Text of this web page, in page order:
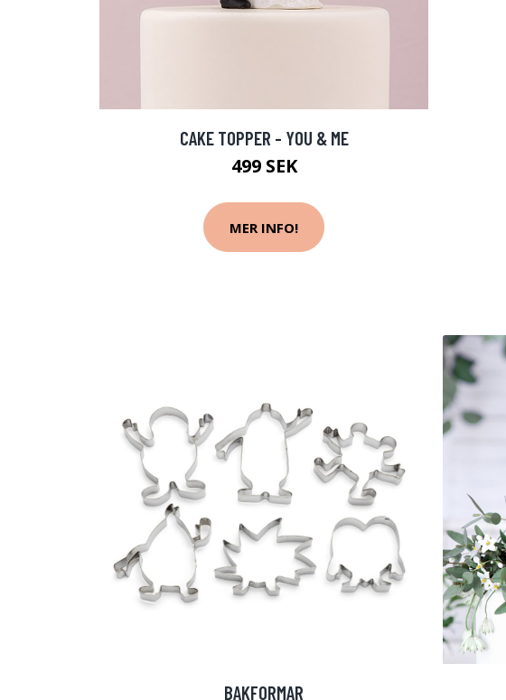
CAKE TOPPER - YOU & ME
499 SEK
MER INFO!
BAKFORMAR